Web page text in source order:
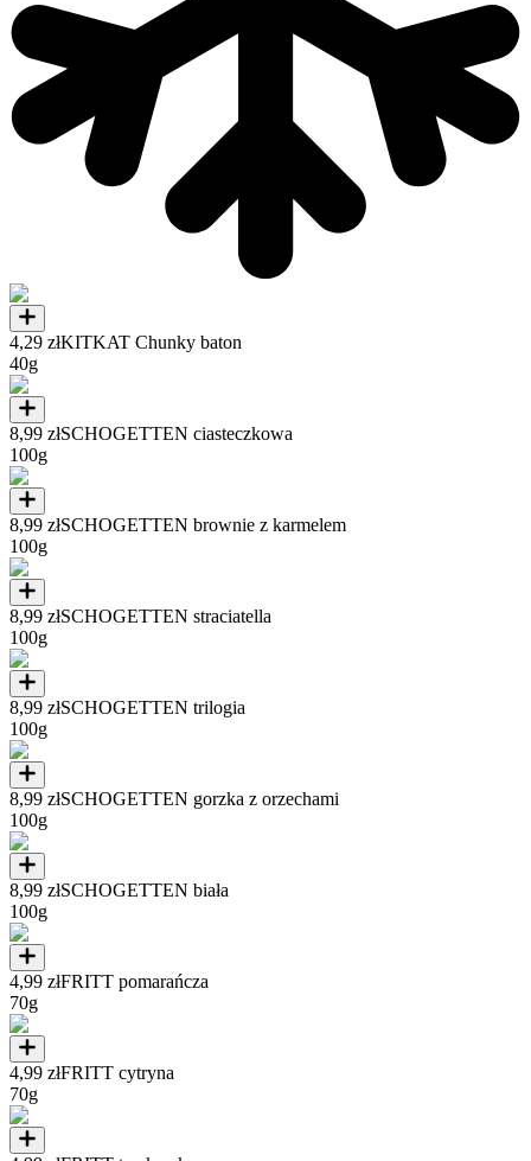
4,29 złKITKAT Chunky baton
40g
8,99 złSCHOGETTEN ciasteczkowa
100g
8,99 złSCHOGETTEN brownie z karmelem
100g
8,99 złSCHOGETTEN straciatella
100g
8,99 złSCHOGETTEN trilogia
100g
8,99 złSCHOGETTEN gorzka z orzechami
100g
8,99 złSCHOGETTEN biała
100g
4,99 złFRITT pomarańcza
70g
4,99 złFRITT cytryna
70g